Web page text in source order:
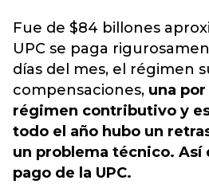
Fue de $84 billones
UPC se paga
días del mes, el régimen
compensaciones, una por
régimen contributivo y
todo el año hubo un
un problema técnico. Así
pago de la UPC.